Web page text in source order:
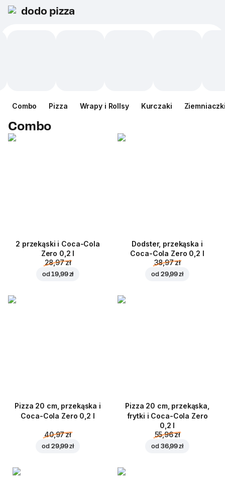
dodo pizza
Сombo Pizza Wrapy i Rollsy Kurczaki
Сombo
2 przekąski i Coca-Cola
Zero 0,2 l
28,97 zł
od19,99 zł
Dodster, przekąska i
Coca-Cola Zero 0,2 l
38,97 zł
od 29,99 zł
Pizza 20 cm, przekąska i
Coca-Cola Zero 0,2 l
40,97 zł
od 29,99 zł
Pizza 20 cm, przekąska,
frytki i Coca-Cola Zero
0,2 l
55,96 zł
od 36,99 zł